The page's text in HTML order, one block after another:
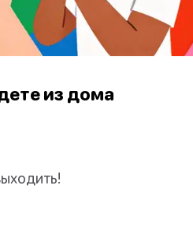
из дома